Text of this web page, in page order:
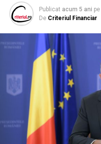
Publicat acum 5 ani pe
De Criteriul Financiar